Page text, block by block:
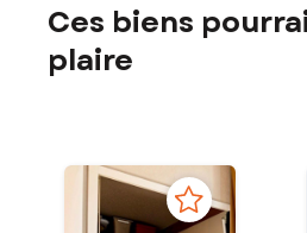
Ces biens
plaire